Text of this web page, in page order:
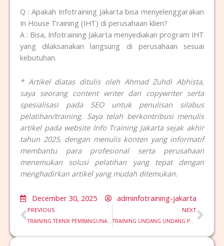
Q : Apakah Infotraining Jakarta bisa menyelenggarakan
In House Training (IHT) di perusahaan klien?
A : Bisa, Infotraining Jakarta menyediakan program IHT
yang dilaksanakan langsung di perusahaan sesuai
kebutuhan.
* Artikel diatas ditulis oleh Ahmad Zuhdi Abhista,
saya seorang content writer dan copywriter serta
spesialisasi pada SEO untuk penulisan silabus
pelatihan/training. Saya telah berkontribusi menulis
artikel pada website Info Training Jakarta sejak akhir
tahun 2025, dengan menulis konten yang informatif
membantu para profesional serta perusahaan
menemukan solusi pelatihan yang tepat dengan
menghadirkan artikel yang mudah ditemukan.
December 30, 2025 adminfotraining-jakarta
Prev
PREVIOUS NEXT
TRAINING UNDANG UNDANG PERTAMBANGAN MINERAL DAN BATUBARA